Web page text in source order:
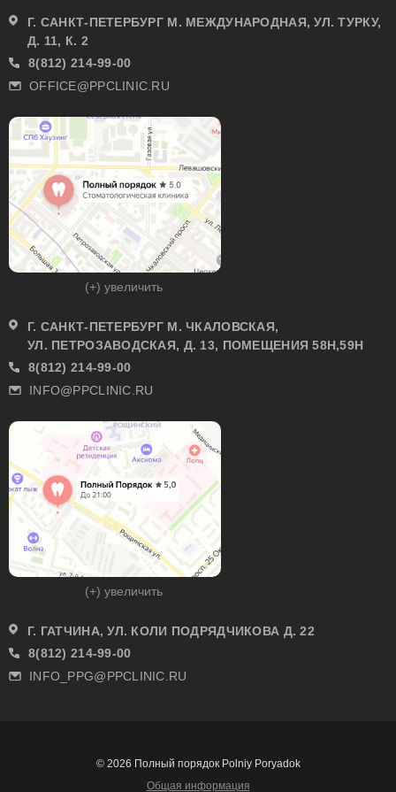
Г. САНКТ-ПЕТЕРБУРГ М. МЕЖДУНАРОДНАЯ, УЛ. ТУРКУ,
Д. 11, К. 2
8(812) 214-99-00
OFFICE@PPCLINIC.RU
(+) увеличить
Г. САНКТ-ПЕТЕРБУРГ М. ЧКАЛОВСКАЯ,
УЛ. ПЕТРОЗАВОДСКАЯ, Д. 13, ПОМЕЩЕНИЯ 58Н,59Н
8(812) 214-99-00
INFO@PPCLINIC.RU
(+) увеличить
Г. ГАТЧИНА, УЛ. КОЛИ ПОДРЯДЧИКОВА Д. 22
8(812) 214-99-00
INFO_PPG@PPCLINIC.RU
© 2026 Полный порядок Polniy Poryadok
Общая информация